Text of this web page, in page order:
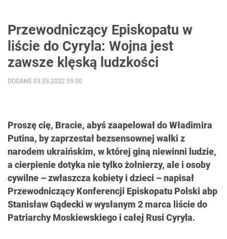
Przewodniczący Episkopatu w
liście do Cyryla: Wojna jest
zawsze klęską ludzkości
Proszę cię, Bracie, abyś zaapelował do Władimira
Putina, by zaprzestał bezsensownej walki z
narodem ukraińskim, w której giną niewinni ludzie,
a cierpienie dotyka nie tylko żołnierzy, ale i osoby
cywilne – zwłaszcza kobiety i dzieci – napisał
Przewodniczący Konferencji Episkopatu Polski abp
Stanisław Gądecki w wysłanym 2 marca liście do
Patriarchy Moskiewskiego i całej Rusi Cyryla.
DODANE 03.03.2022 05:00